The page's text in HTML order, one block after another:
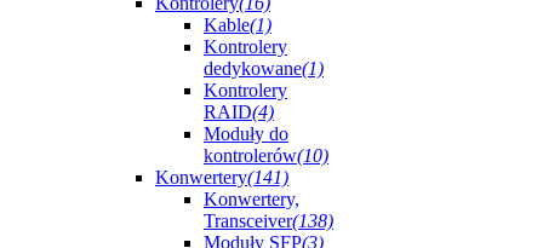
Kable(1)
Kontrolery
dedykowane(1)
Kontrolery
RAID(4)
Moduły do
kontrolerów(10)
Konwertery(141)
Konwertery,
Transceiver(138)
Moduły SFP(3)